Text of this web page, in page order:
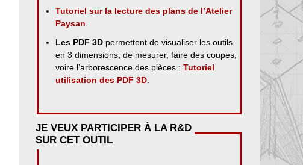
Tutoriel sur la lecture des plans de l’Atelier
Paysan
Les PDF 3D permettent de visualiser les outils
en 3 dimensions, de mesurer, faire des coupes,
voire l’arborescence des pièces :Tutoriel
utilisation des PDF 3D
JE VEUX PARTICIPER À LA R&D
SUR CET OUTIL